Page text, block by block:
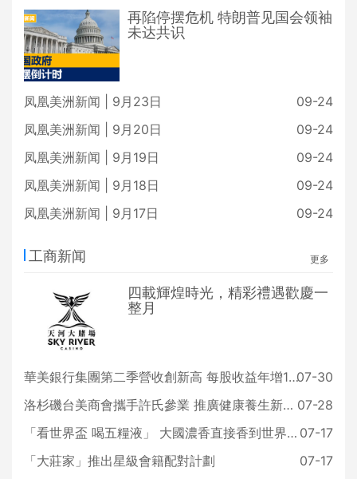
再陷停摆危机 特朗普见国会领袖
未达共识
凤凰美洲新闻 | 9月23日
09-24
凤凰美洲新闻 | 9月20日
09-24
凤凰美洲新闻 | 9月19日
09-24
凤凰美洲新闻 | 9月18日
09-24
凤凰美洲新闻 | 9月17日
09-24
工商新闻 更多
四載輝煌時光，精彩禮遇歡慶一
整月
華美銀行集團第二季營收創新高 每股收益年增18%07-30
洛杉磯台美商會攜手許氏參業 推廣健康養生新生活 07-28
「看世界盃 喝五糧液」 大國濃香直接香到世界盃賽場 07-17
「大莊家」推出星級會籍配對計劃
07-17